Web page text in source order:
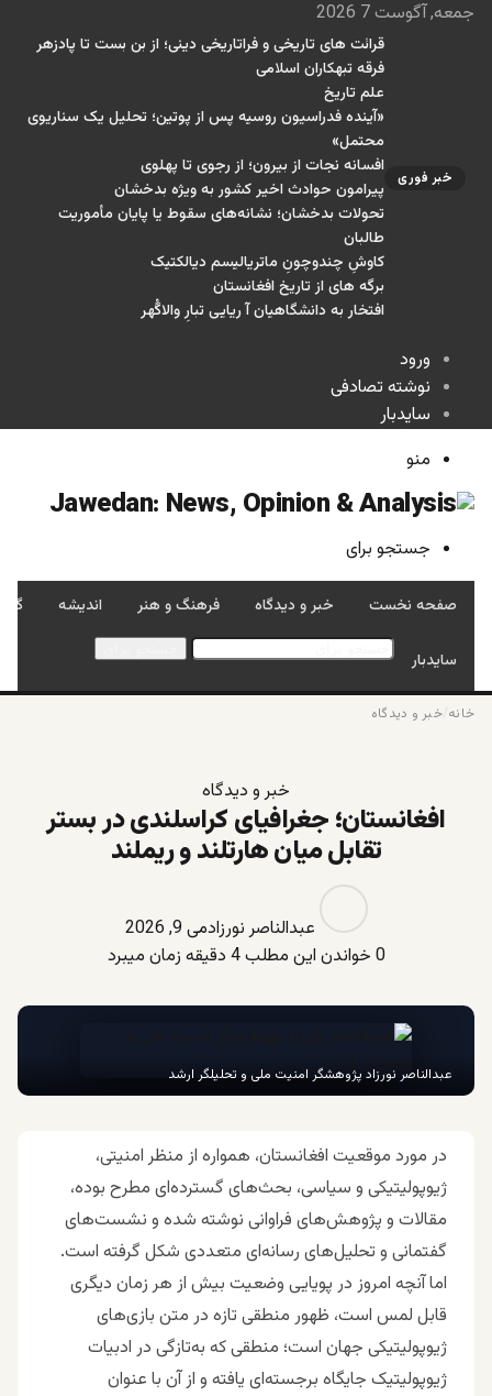
جمعه, آگوست 7 2026
خبر فوری
قرائت های تاریخی و فراتاریخی دینی؛ از بن بست تا پادزهر
فرقه تبهکاران اسلامی
علم تاریخ
«آینده فدراسیون روسیه پس از پوتین؛ تحلیل یک سناریوی
محتمل»
افسانه نجات از بیرون؛ از رجوی تا پهلوی
پیرامون حوادث اخیر کشور به ویژه بدخشان
تحولات بدخشان؛ نشانه‌های سقوط یا پایان مأموریت
طالبان
کاوشِ چندو‌چونِ ماتریالیسم دیالکتیک
برگه های از تاریخ افغانستان
افتخار به دانشگاهیان آ ریایی تبارِ والاگُهر
ورود
نوشته تصادفی
سایدبار
منو
جستجو برای
صفحه نخست خبر و دیدگاه فرهنگ و هنر اندیشه
سایدبار
خانه /خبر و دیدگاه
خبر و دیدگاه
افغانستان؛ جغرافیای کراسلندی در بستر
تقابل میان هارتلند و ریملند
عبدالناصر نورزادمی 9, 2026
0 خواندن این مطلب 4 دقیقه زمان میبرد
عبدالناصر نورزاد پژوهشگر امنیت ملی و تحلیلگر ارشد
در مورد موقعیت افغانستان، همواره از منظر امنیتی،
ژیوپولیتیکی و سیاسی، بحث‌های گسترده‌ای مطرح بوده،
مقالات و پژوهش‌های فراوانی نوشته شده و نشست‌های
گفتمانی و تحلیل‌های رسانه‌ای متعددی شکل گرفته است.
اما آنچه امروز در پویایی وضعیت بیش از هر زمان دیگری
قابل لمس است، ظهور منطقی تازه در متن بازی‌های
ژیوپولیتیکی جهان است؛ منطقی که به‌تازگی در ادبیات
ژیوپولیتیک جایگاه برجسته‌ای یافته و از آن با عنوان